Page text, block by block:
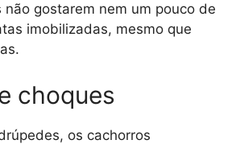
não gostarem nem um pouco de
imobilizadas, mesmo que
choques
os cachorros